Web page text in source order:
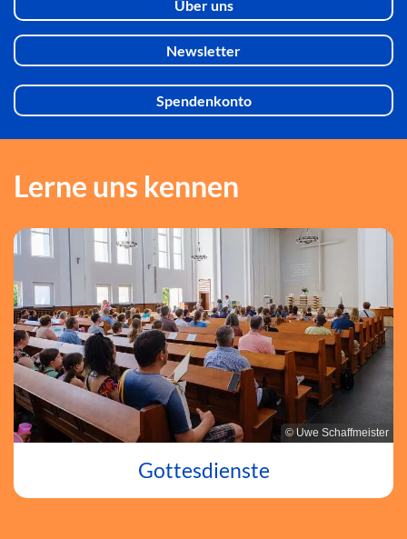
Über uns
Newsletter
Spendenkonto
Lerne uns kennen
© Uwe Schaffmeister
Gottesdienste